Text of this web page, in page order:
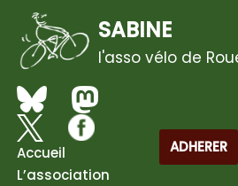
Aller
au
contenu
SABINE
l'asso vélo de
Accueil
L’association
ADHERER